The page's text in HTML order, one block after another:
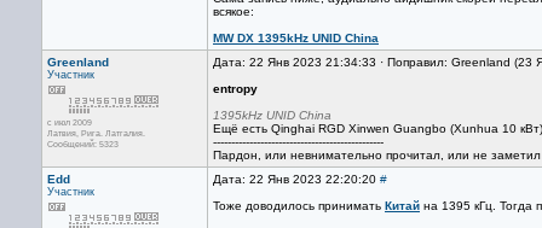
всякое:
MW DX 1395kHz UNID China
Greenland
Участник
с июл 2009
Латвия, Рига. Латгалия.
Сообщений: 5323
Дата: 22 Янв 2023 21:34:33 · Поправил: Greenland (23
entropy
1395kHz UNID China
Ещё есть Qinghai RGD Xinwen Guangbo (Xunhua 10
-----------------------------------------------
Пардон, или невнимательно прочитал, или не
Edd
Участник
Дата: 22 Янв 2023 22:20:20 #
Тоже доводилось принимать Китай на 1395 кГц. Тогда